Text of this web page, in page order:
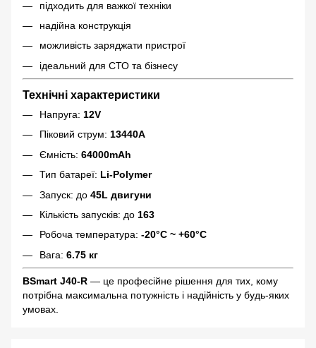
підходить для важкої техніки
надійна конструкція
можливість заряджати пристрої
ідеальний для СТО та бізнесу
Технічні характеристики
Напруга: 12V
Піковий струм: 13440A
Ємність: 64000mAh
Тип батареї: Li-Polymer
Запуск: до 45L двигуни
Кількість запусків: до 163
Робоча температура: -20°C ~ +60°C
Вага: 6.75 кг
BSmart J40-R — це професійне рішення для тих, кому
потрібна максимальна потужність і надійність у будь-яких
умовах.